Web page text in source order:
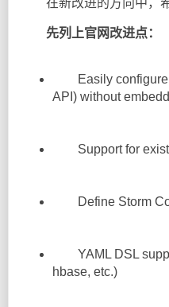
在新改进的方向中，希
先列上官网改进点：
Easily configure
API) without
Support for
Define Storm
YAML DSL
hbase, etc.)